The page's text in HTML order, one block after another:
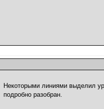
Некоторыми линиями выделил
подробно разобран.